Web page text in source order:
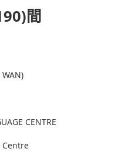
間
WAN)
CENTRE
Centre